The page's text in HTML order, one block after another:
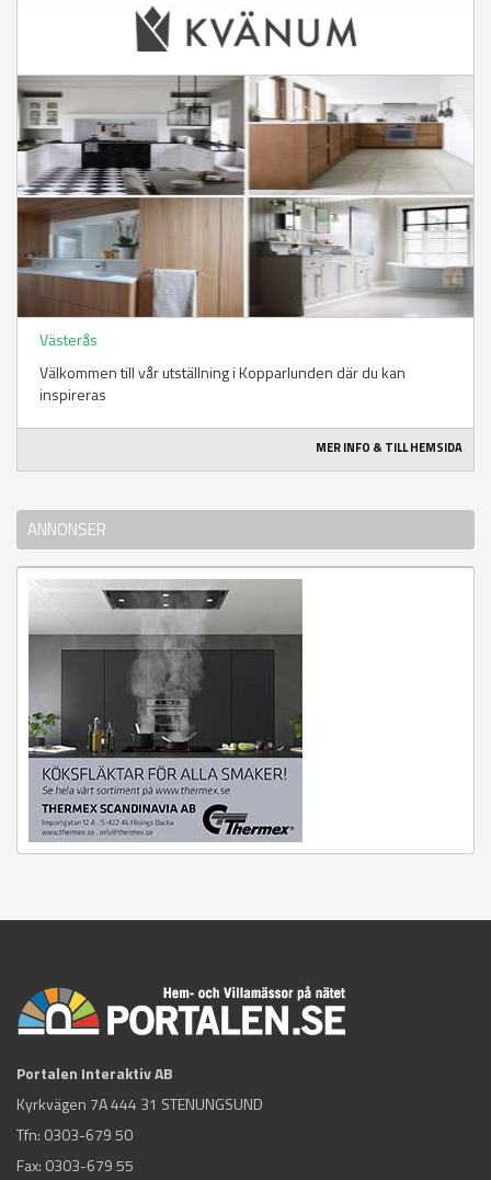
Västerås
Välkommen till vår utställning i Kopparlunden där du kan
inspireras
MER INFO & TILL HEMSIDA
ANNONSER
Portalen Interaktiv AB
Kyrkvägen 7A 444 31 STENUNGSUND
Tfn: 0303-679 50
Fax: 0303-679 55